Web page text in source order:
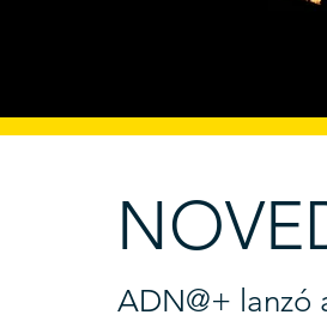
ADN@+ lanzó